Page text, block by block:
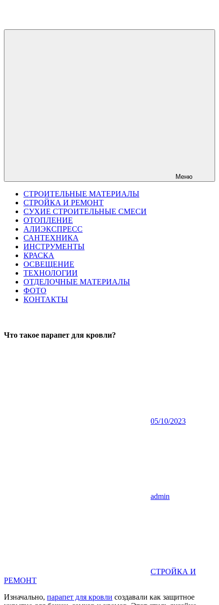
Меню
СТРОИТЕЛЬНЫЕ МАТЕРИАЛЫ
СТРОЙКА И РЕМОНТ
СУХИЕ СТРОИТЕЛЬНЫЕ СМЕСИ
ОТОПЛЕНИЕ
АЛИЭКСПРЕСС
САНТЕХНИКА
ИНСТРУМЕНТЫ
КРАСКА
ОСВЕЩЕНИЕ
ТЕХНОЛОГИИ
ОТДЕЛОЧНЫЕ МАТЕРИАЛЫ
ФОТО
КОНТАКТЫ
Что такое парапет для кровли?
05/10/2023
admin
СТРОЙКА И
РЕМОНТ
Изначально, парапет для кровли создавали как защитное